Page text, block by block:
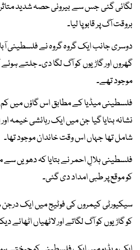
لگائی گئی جس سے بیرونی حصہ شدید متاثر
بروقت آگ پر قابو پا لیا۔
دوسری جانب ایک گروہ گروہ نے فلسطینی
گھروں اور گاڑیوں کو آگ لگا دی۔ جلتے
موجود تھے۔
فلسطینی میڈیا کے مطابق اس گاؤں میں کم
نشانہ بنایا گیا جن میں ایک رہائشی خیمہ
شامل تھا جہاں اس وقت خاندان موجود تھا۔
فلسطینی ہلالِ احمر نے بتایا کہ دھویں سے
کو موقع پر طبی امداد دی گئی۔
سیکیورٹی کیمروں کی فوٹیج میں ایک درجن
کو گاڑیوں کو آگ لگاتے اور لاٹھیاں اٹھائے